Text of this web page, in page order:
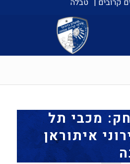
קרובים | טבלה
מכבי תל
איתוראן